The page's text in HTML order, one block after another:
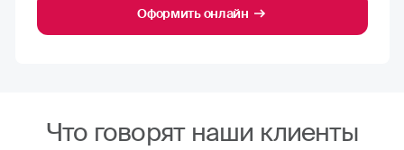
Оформить онлайн
Что говорят наши клиенты